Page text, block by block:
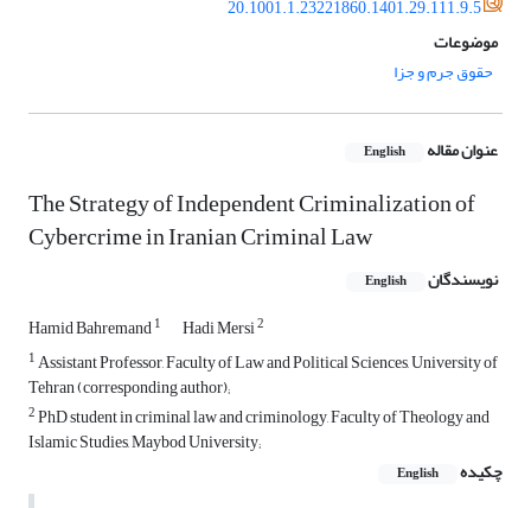
20.1001.1.23221860.1401.29.111.9.5
موضوعات
حقوق جرم و جزا
عنوان مقاله English
The Strategy of Independent Criminalization of
Cybercrime in Iranian Criminal Law
نویسندگان English
Hamid Bahremand1 Hadi Mersi2
1Assistant Professor, Faculty of Law and Political Sciences, University of
Tehran (corresponding author);
2PhD student in criminal law and criminology, Faculty of Theology and
Islamic Studies, Maybod University;
چکیده
English